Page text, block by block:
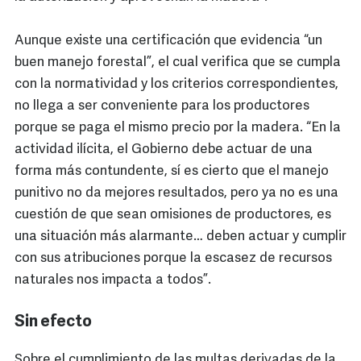
Aunque existe una certificación que evidencia “un
buen manejo forestal”, el cual verifica que se cumpla
con la normatividad y los criterios correspondientes,
no llega a ser conveniente para los productores
porque se paga el mismo precio por la madera. “En la
actividad ilícita, el Gobierno debe actuar de una
forma más contundente, sí es cierto que el manejo
punitivo no da mejores resultados, pero ya no es una
cuestión de que sean omisiones de productores, es
una situación más alarmante… deben actuar y cumplir
con sus atribuciones porque la escasez de recursos
naturales nos impacta a todos”.
Sin efecto